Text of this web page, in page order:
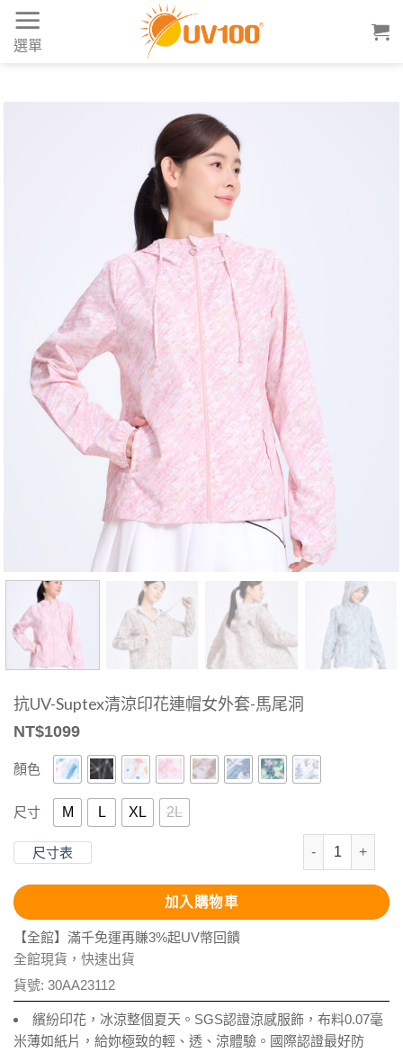
Skip
content
選單
抗UV-Suptex清涼印花連帽女外套-馬尾洞
NT$1099
顏色
尺寸 M L XL 2L
尺寸表
抗UV-Suptex
加入購物車
【全館】滿千免運再賺3%起UV幣回饋
全館現貨，快速出貨
貨號: 30AA23112
繽紛印花，冰涼整個夏天。SGS認證涼感服飾，布料0.07毫
米薄如紙片，給妳極致的輕、透、涼體驗。國際認證最好防